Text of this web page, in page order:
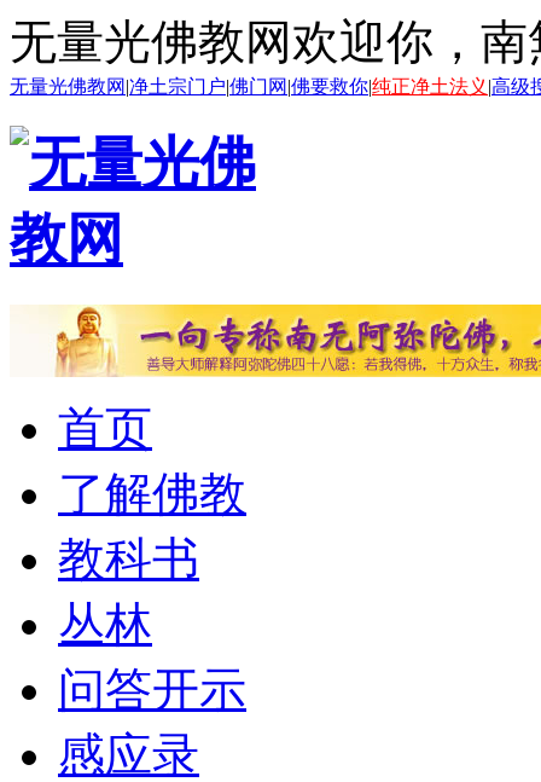
无量光佛教网欢迎你，
无量光佛教网 |净土宗门户|佛门网 |佛要救你|纯正净土法义 |高级
首页
了解佛教
教科书
丛林
问答开示
感应录